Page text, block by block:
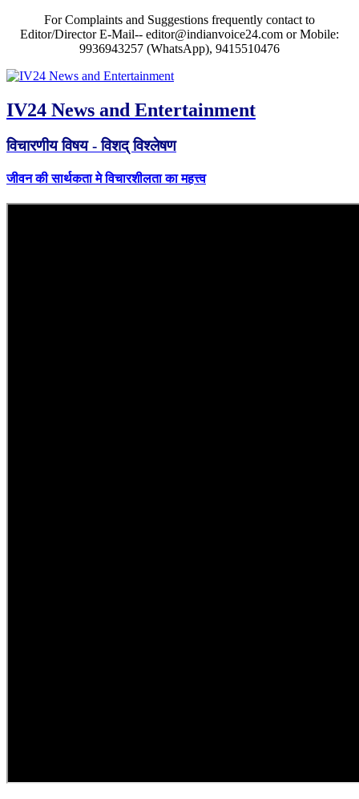
For Complaints and Suggestions frequently contact to
Editor/Director E-Mail-- editor@indianvoice24.com or Mobile:
9936943257 (WhatsApp), 9415510476
IV24 News and Entertainment
विचारणीय विषय - विशद् विश्लेषण
जीवन की सार्थकता मे विचारशीलता का महत्त्व